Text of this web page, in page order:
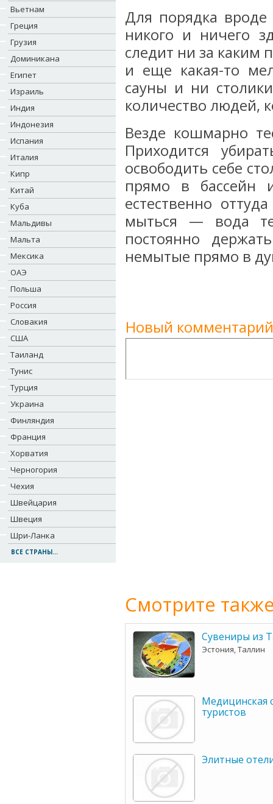
Вьетнам
Греция
Грузия
Доминикана
Египет
Израиль
Индия
Индонезия
Испания
Италия
Кипр
Китай
Куба
Мальдивы
Мальта
Мексика
ОАЭ
Польша
Россия
Словакия
США
Таиланд
Тунис
Турция
Украина
Финляндия
Франция
Хорватия
Черногория
Чехия
Швейцария
Швеция
Шри-Ланка
ВСЕ СТРАНЫ...
Для порядка
никого и ничего
следит ни за каким
и еще какая-то
сауны и ни
количество людей,
Везде кошмарно
Приходится
освободить себе
прямо в
естественно
мыться — вода
постоянно
немытые прямо в
Новый
Смотрите
Сувениры из
Эстония, Таллин
Медицинская
туристов
Элитные